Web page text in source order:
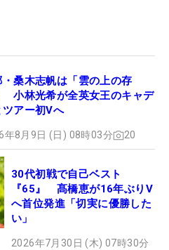
・桑木志帆は「雲の上の存
小林光希が全英女王のキャデ
ツアー初Vへ
年8月9日 (日) 08時03分 20
30代初戦で自己ベスト
『65』 髙橋恵が16年ぶりV
へ首位発進「切実に優勝した
い」
2026年7月30日 (木) 07時30分